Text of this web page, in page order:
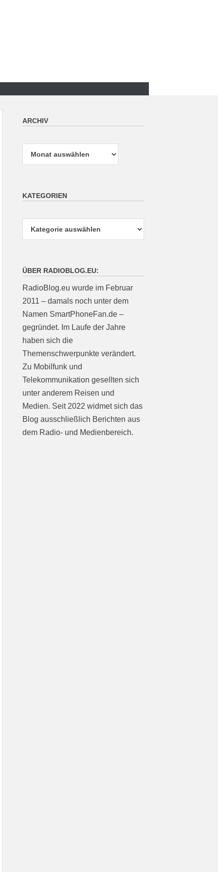
ARCHIV
KATEGORIEN
ÜBER RADIOBLOG.EU:
RadioBlog.eu wurde im Februar
2011 – damals noch unter dem
Namen SmartPhoneFan.de –
gegründet. Im Laufe der Jahre
haben sich die
Themenschwerpunkte verändert.
Zu Mobilfunk und
Telekommunikation gesellten sich
unter anderem Reisen und
Medien. Seit 2022 widmet sich das
Blog ausschließlich Berichten aus
dem Radio- und Medienbereich.